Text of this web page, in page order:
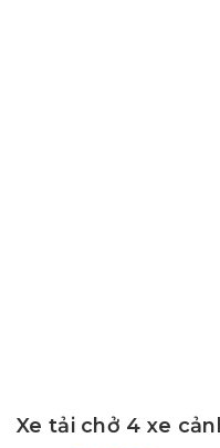
Xe tải chở 4 xe